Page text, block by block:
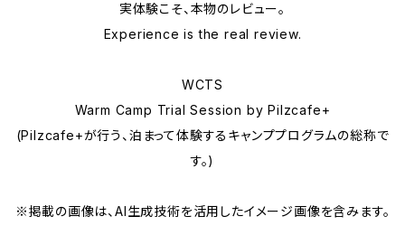
実体験こそ、本物のレビュー。
Experience is the real review.
WCTS
Warm Camp Trial Session by Pilzcafe+
(Pilzcafe+が行う、泊まって体験するキャンププログラムの総称で
す。)
※掲載の画像は、AI生成技術を活用したイメージ画像を含みます。